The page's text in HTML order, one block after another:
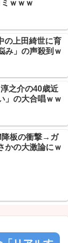
ンビ死亡待望論
ｗｗｗ
の上田綺世に育
み」の声殺到ｗ
之介の40歳近
」の大合唱ｗｗ
降板の衝撃→ガ
かの大激論にｗ